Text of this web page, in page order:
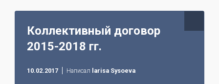
Коллективный договор
2015-2018 гг.
10.02.2017 Написал larisa Sysoeva